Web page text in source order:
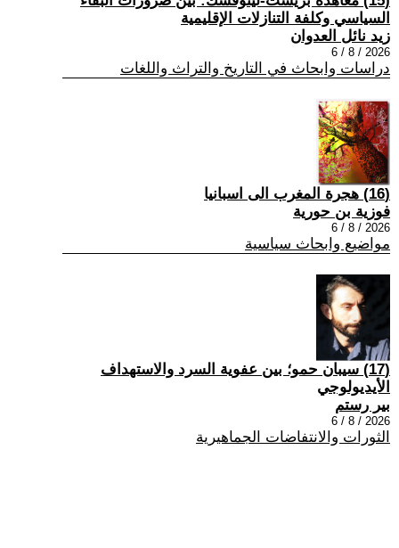
السياسي وكلفة التنازلات الإقليمية
زيد نائل العدوان
2026 / 8 / 6
دراسات وابحاث في التاريخ والتراث واللغات
(16) هجرة المغرب الى اسبانيا
فوزية بن حورية
2026 / 8 / 6
مواضيع وابحاث سياسية
(17) سيبان حمو؛ بين عفوية السرد والاستهداف
الأيديولوجي
بير رستم
2026 / 8 / 6
الثورات والانتفاضات الجماهيرية